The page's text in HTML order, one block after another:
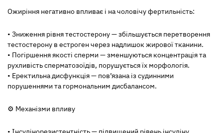
Ожиріння негативно впливає і на чоловічу фертильність:
• Зниження рівня тестостерону — збільшується перетворення
тестостерону в естроген через надлишок жирової тканини.
• Погіршення якості сперми — зменшуються концентрація та
рухливість сперматозоїдів, порушується їх морфологія.
• Еректильна дисфункція — пов’язана із судинними
порушеннями та гормональним дисбалансом.
⚙️ Механізми впливу